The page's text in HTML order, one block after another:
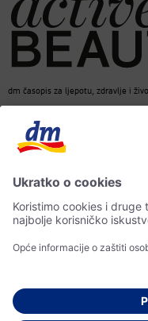
dm časopis za ljepotu, zdravlje i